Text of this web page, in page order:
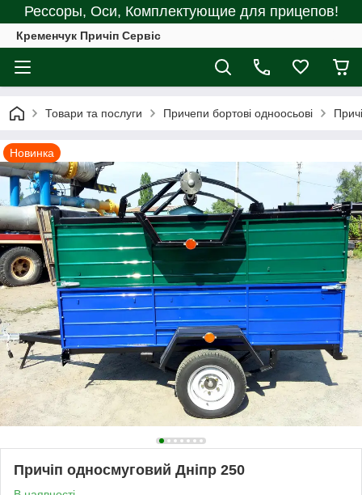
Рессоры, Оси, Комплектующие для прицепов!
Кременчук Причіп Сервіс
Товари та послуги Причепи бортові одноосьові
Новинка
Причіп односмуговий Дніпр 250